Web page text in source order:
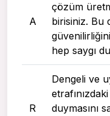
A
çözüm
birisiniz. Bu
hep saygı
R
Dengeli ve
duymasını